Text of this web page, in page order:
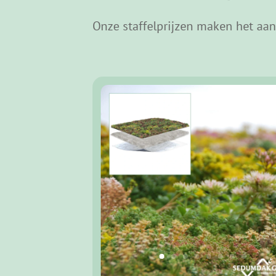
Onze staffelprijzen maken het